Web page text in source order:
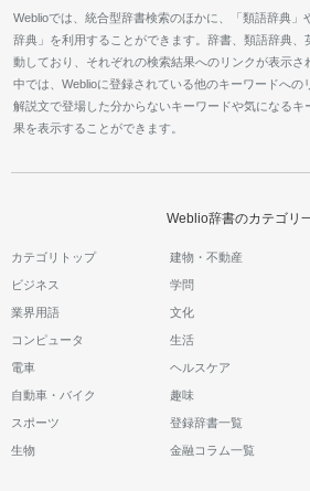
Weblioでは、統合型辞書検索のほかに、「類語辞典」
辞典」を利用することができます。辞書、類語辞典、
動しており、それぞれの検索結果へのリンクが表示さ
中では、Weblioに登録されている他のキーワードへの
解説文で登場した分からないキーワードや気になる
果を表示することができます。
Weblio辞書のカテゴリ
カテゴリトップ 建物・不動産
ビジネス 学問
業界用語 文化
コンピュータ 生活
電車 ヘルスケア
自動車・バイク 趣味
スポーツ 登録辞書一覧
生物 金融コラム一覧